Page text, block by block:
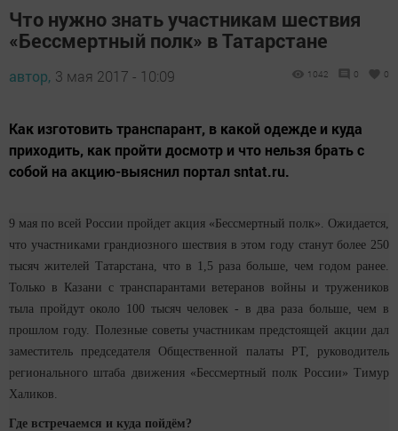
Что нужно знать участникам шествия
«Бессмертный полк» в Татарстане
автор, 3 мая 2017 - 10:09 1042 0 0
Как изготовить транспарант, в какой одежде и куда
приходить, как пройти досмотр и что нельзя брать с
собой на акцию-выяснил портал sntat.ru.
9 мая по всей России пройдет акция «Бессмертный полк». Ожидается,
что участниками грандиозного шествия в этом году станут более 250
тысяч жителей Татарстана, что в 1,5 раза больше, чем годом ранее.
Только в Казани с транспарантами ветеранов войны и тружеников
тыла пройдут около 100 тысяч человек - в два раза больше, чем в
прошлом году. Полезные советы участникам предстоящей акции дал
заместитель председателя Общественной палаты РТ, руководитель
регионального штаба движения «Бессмертный полк России» Тимур
Халиков.
Где встречаемся и куда пойдём?